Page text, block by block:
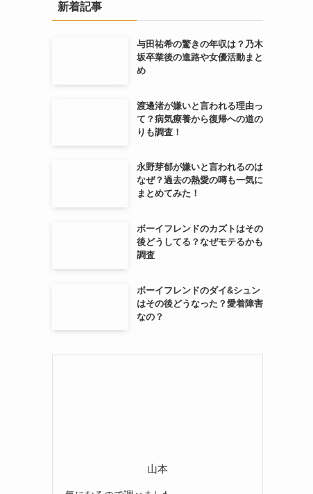
新着記事
与田祐希の驚きの年収は？乃木
坂卒業後の進路や女優活動まと
め
渡邊渚が嫌いと言われる理由っ
て？病気療養から復帰への道の
りも調査！
永野芽郁が嫌いと言われるのは
なぜ？過去の熱愛の噂も一気に
まとめてみた！
ボーイフレンドのカズトはその
後どうしてる？なぜモテるかも
調査
ボーイフレンドのダイ&シュン
はその後どうなった？愛着障害
なの？
山本